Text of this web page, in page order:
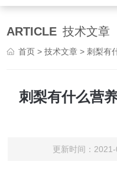
ARTICLE 技术文章
首页 >技术文章 > 刺梨有
刺梨有什么营
更新时间：